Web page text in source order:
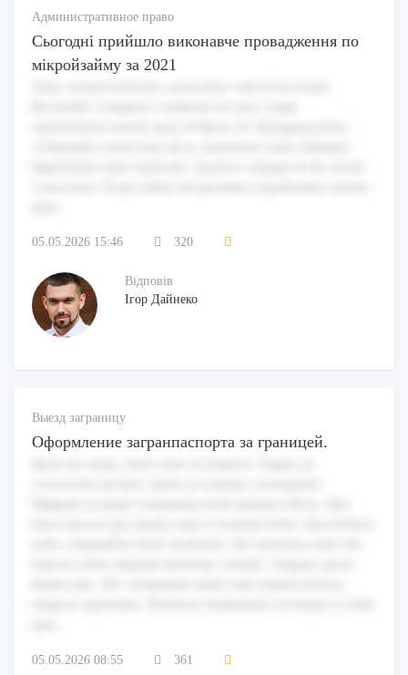
Административное право
Сьогодні прийшло виконавче провадження по
мікройзайму за 2021
05.05.2026 15:46 320
Відповів
Ігор Дайнеко
Выезд заграницу
Оформление загранпаспорта за границей.
05.05.2026 08:55 361